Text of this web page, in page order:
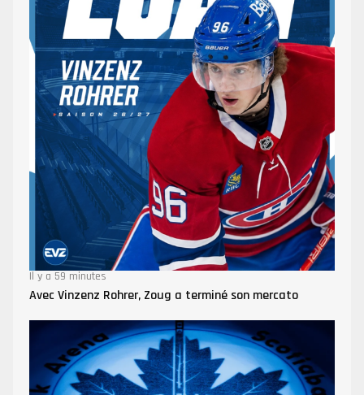
Il y a 59 minutes
Avec Vinzenz Rohrer, Zoug a terminé son mercato